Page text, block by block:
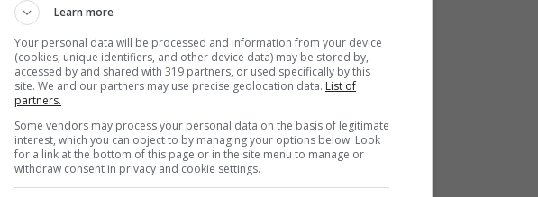
meno calde.
Nord Africa, ha ormai raggiunto
deciso delle temperature. Chi sta al
ultimi giorni l’aumento delle temperature
arrivare ed è atteso permetà
Learn more
Your personal data will be processed and information from your device
(cookies, unique identifiers, and other device data) may be stored by,
accessed by and shared with 319 partners, or used specifically by this
site. We and our partners may use precise geolocation data. List of
partners.
Some vendors may process your personal data on the basis of legitimate
interest, which you can object to by managing your options below. Look
for a link at the bottom of this page or in the site menu to manage or
withdraw consent in privacy and cookie settings.